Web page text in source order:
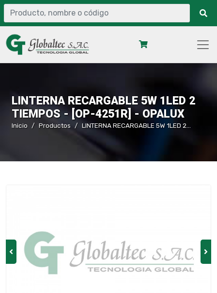
LINTERNA RECARGABLE 5W 1LED 2
TIEMPOS - [OP-4251R] - OPALUX
Inicio Productos LINTERNA RECARGABLE 5W 1LED 2 TIEMPOS - [OP-4251R] - OPALUX